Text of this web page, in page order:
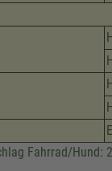
Fahrrad/Hund: